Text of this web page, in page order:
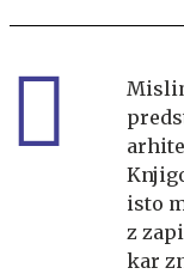
isto
z
kar